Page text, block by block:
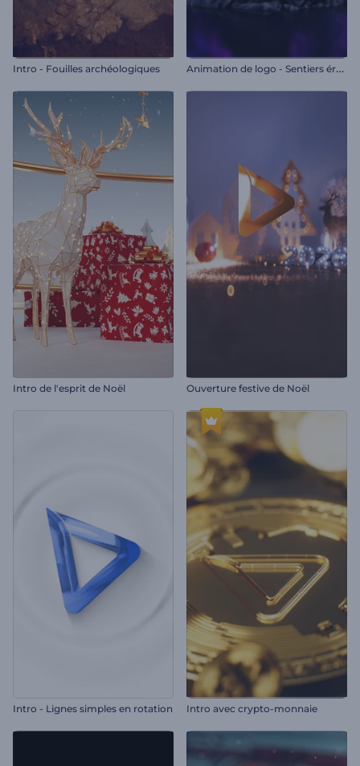
Intro - Fouilles archéologiques A
nimation de logo - Sentiers éruptifs
Intro de l'esprit de Noël Ouverture festive de Noël
Intro - Lignes simples en rotation Intro avec crypto-monnaie